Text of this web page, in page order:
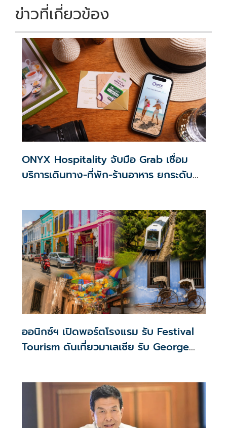
ข่าวที่เกี่ยวข้อง
ONYX Hospitality จับมือ Grab เชื่อม
บริการเดินทาง-ที่พัก-ร้านอาหาร ยกระดับ
ออนิกซ์ฯ เปิดพอร์ตโรงแรม รับ Festival
Tourism ดันเที่ยวมาเลเซีย รับ George